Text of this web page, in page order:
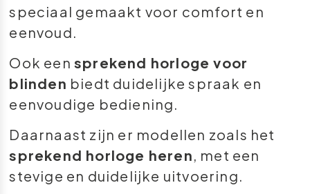
speciaal gemaakt voor comfort en
eenvoud.
Ook eensprekend horloge voor
blinden biedt duidelijke spraak en
eenvoudige bediening.
Daarnaast zijn er modellen zoals het
sprekend horloge heren, met een
stevige en duidelijke uitvoering.